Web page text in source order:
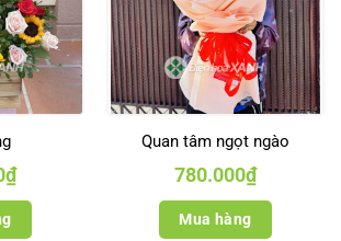
₫
Quan tâm ngọt ngào
780.000₫
Mua hàng